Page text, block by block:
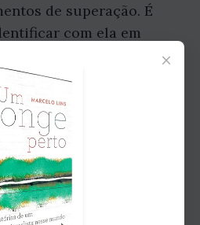
de superação. É
com ela em
Transformadores
Ana encontra pessoas
para o seu
São personagens
com sua própria história e
Lins nos presenteia
×